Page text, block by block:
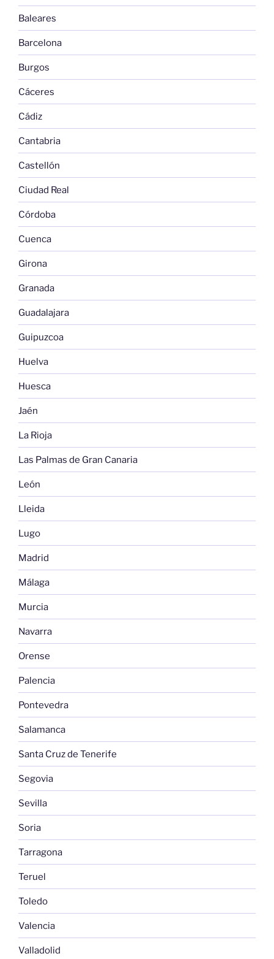
Baleares
Barcelona
Burgos
Cáceres
Cádiz
Cantabria
Castellón
Ciudad Real
Córdoba
Cuenca
Girona
Granada
Guadalajara
Guipuzcoa
Huelva
Huesca
Jaén
La Rioja
Las Palmas de Gran Canaria
León
Lleida
Lugo
Madrid
Málaga
Murcia
Navarra
Orense
Palencia
Pontevedra
Salamanca
Santa Cruz de Tenerife
Segovia
Sevilla
Soria
Tarragona
Teruel
Toledo
Valencia
Valladolid